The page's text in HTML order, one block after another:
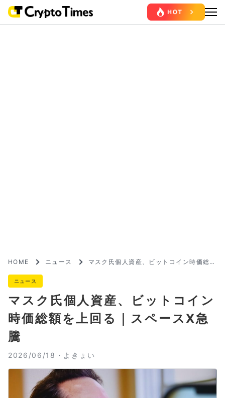
HOME ニュース
マスク氏個人資産、ビットコイン時価総額
ニュース
マスク氏個人資産、ビットコイン
時価総額を上回る｜スペースX急
騰
2026/06/18・ よきょい